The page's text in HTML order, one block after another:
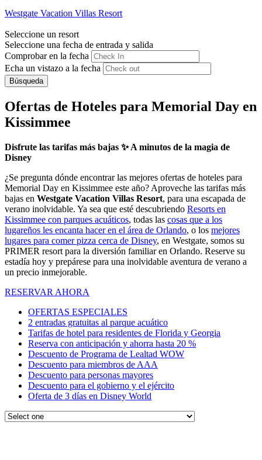
Westgate Vacation Villas Resort
Seleccione un resort
Seleccione una fecha de entrada y salida
Comprobar en la fecha
Echa un vistazo a la fecha
Búsqueda
Ofertas de Hoteles para Memorial Day en
Kissimmee
Disfrute las tarifas más bajas ✨ A minutos de la magia de
Disney
¿Se pregunta dónde encontrar las mejores ofertas de hoteles para
Memorial Day en Kissimmee este año? Aproveche las tarifas más
bajas en Westgate Vacation Villas Resort, para una escapada de
verano inolvidable. Ya sea que esté descubriendo Resorts en
Kissimmee con parques acuáticos, todas las cosas que a los
lugareños les encanta hacer en el área de Orlando, o los mejores
lugares para comer pizza cerca de Disney, en Westgate, somos su
PRIMER resort para la diversión familiar en Orlando. Reserve su
estadía hoy y prepárese para una inolvidable aventura de verano a
un precio inmejorable.
RESERVAR AHORA
OFERTAS ESPECIALES
2 entradas gratuitas al parque acuático
Tarifas de hotel para residentes de Florida y Georgia
Reserva con anticipación y ahorra hasta 20 %
Descuento de Programa de Lealtad WOW
Descuento para miembros de AAA
Descuento para personas mayores
Descuento para el gobierno y el ejército
Oferta de 3 días en Disney World